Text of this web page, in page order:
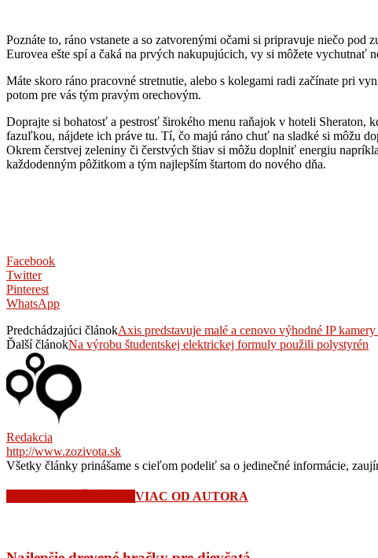
Poznáte to, ráno vstanete a so zatvorenými očami si pripravuje niečo
Eurovea ešte spí a čaká na prvých nakupujúcich, vy si môžete
Máte skoro ráno pracovné stretnutie, alebo s kolegami radi začínate pri
potom pre vás tým pravým orechovým.
Doprajte si bohatosť a pestrosť širokého menu raňajok v hoteli Sheraton,
fazuľkou, nájdete ich práve tu. Tí, čo majú ráno chuť na sladké si môžu
Okrem čerstvej zeleniny či čerstvých štiav si môžu doplniť energiu
každodenným pôžitkom a tým najlepším štartom do nového dňa.
Facebook
Twitter
Pinterest
WhatsApp
Predchádzajúci článokAxis predstavuje malé a cenovo výhodné IP
Ďalší článokNa výrobu študentskej elektrickej formuly použili polystyrén
Redakcia
http://www.zozivota.sk
Všetky články prinášame s cieľom podeliť sa o jedinečné informácie,
VIAC OD AUTORA